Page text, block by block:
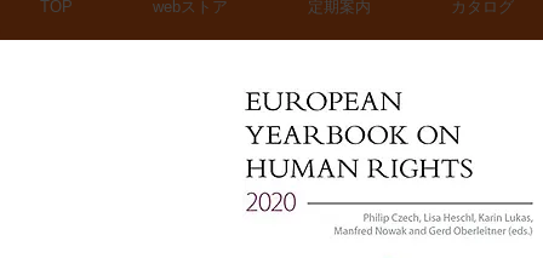
TOP webストア 定期案内 カタログ